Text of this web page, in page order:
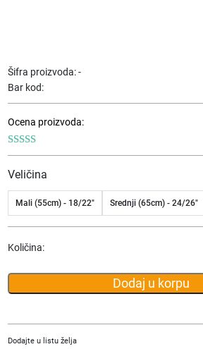
Bar kod:
Šifra proizvoda:-
Ocena proizvoda:
Veličina
Mali (55cm) - 18/22" Srednji (65cm) - 24/26"
Količina:
Dodaj u korpu
Dodajte u listu želja